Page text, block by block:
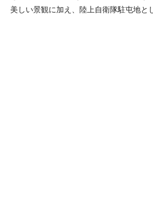
美しい景観に加え、陸上自衛隊駐屯地と